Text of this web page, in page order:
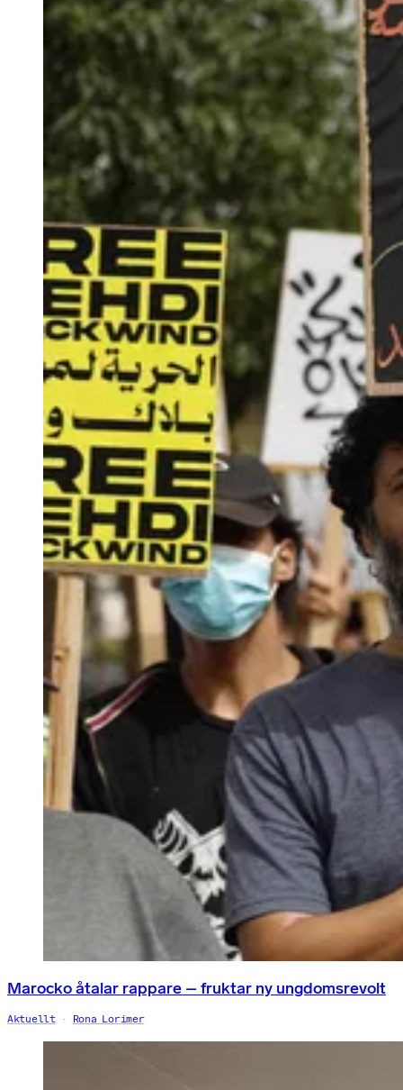
Marocko åtalar rappare – fruktar ny ungdomsrevolt
Aktuellt Rona Lorimer